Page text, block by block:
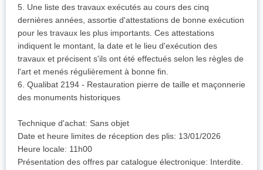
5. Une liste des travaux exécutés au cours des cinq
dernières années, assortie d'attestations de bonne exécution
pour les travaux les plus importants. Ces attestations
indiquent le montant, la date et le lieu d'exécution des
travaux et précisent s'ils ont été effectués selon les règles de
l'art et menés régulièrement à bonne fin.
6. Qualibat 2194 - Restauration pierre de taille et maçonnerie
des monuments historiques
Technique d'achat: Sans objet
Date et heure limites de réception des plis: 13/01/2026
Heure locale: 11h00
Présentation des offres par catalogue électronique: Interdite.